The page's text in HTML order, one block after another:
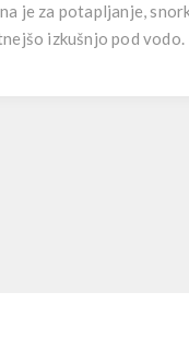
je za potapljanje,
izkušnjo pod vodo.